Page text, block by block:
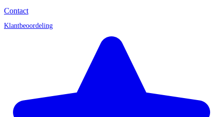
Contact
Klantbeoordeling